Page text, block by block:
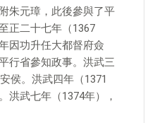
朱元璋，此後參與了平
正二十七年（1367
因功升任大都督府僉
行省參知政事。洪武三
侯。洪武四年（1371
洪武七年（1374年），